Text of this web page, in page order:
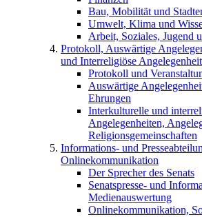
Bau, Mobilität und
Umwelt, Klima und
Arbeit, Soziales, Jugend
Protokoll, Auswärtige
und Interreligiöse
Protokoll und
Auswärtige
Ehrungen
Interkulturelle und
Angelegenheiten,
Religionsgemeinschaften
Informations- und
Onlinekommunikation
Der Sprecher des Senats
Senatspresse- und
Medienauswertung
Onlinekommunikation,